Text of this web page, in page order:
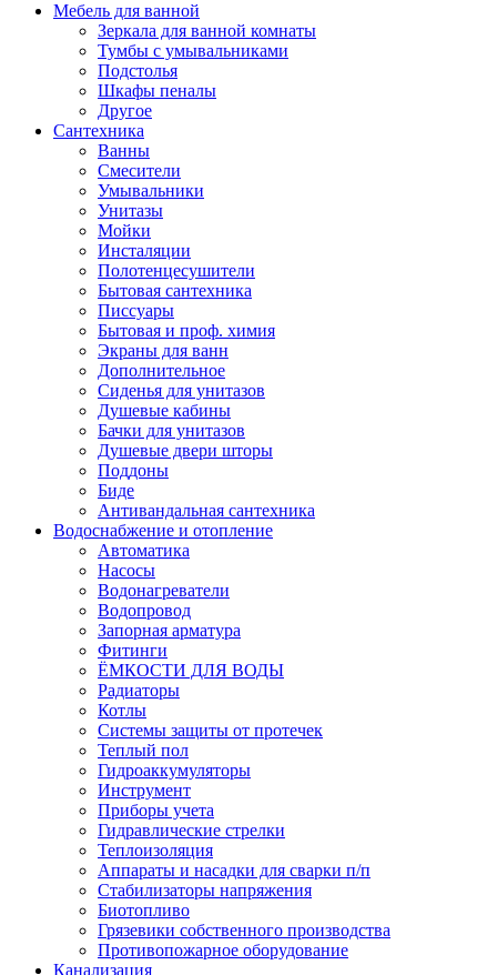
Мебель для ванной
Зеркала для ванной комнаты
Тумбы с умывальниками
Подстолья
Шкафы пеналы
Другое
Сантехника
Ванны
Смесители
Умывальники
Унитазы
Мойки
Инсталяции
Полотенцесушители
Бытовая сантехника
Писсуары
Бытовая и проф. химия
Экраны для ванн
Дополнительное
Сиденья для унитазов
Душевые кабины
Бачки для унитазов
Душевые двери шторы
Поддоны
Биде
Антивандальная сантехника
Водоснабжение и отопление
Автоматика
Насосы
Водонагреватели
Водопровод
Запорная арматура
Фитинги
ЁМКОСТИ ДЛЯ ВОДЫ
Радиаторы
Котлы
Системы защиты от протечек
Теплый пол
Гидроаккумуляторы
Инструмент
Приборы учета
Гидравлические стрелки
Теплоизоляция
Аппараты и насадки для сварки п/п
Стабилизаторы напряжения
Биотопливо
Грязевики собственного производства
Противопожарное оборудование
Канализация